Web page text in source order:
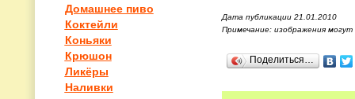
Домашнее пиво
Коктейли
Коньяки
Крюшон
Ликёры
Наливки
Дата публикации 21.01.2010
Примечание: изображения
Поделиться…